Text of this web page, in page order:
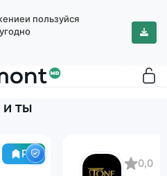
пользуйся
ты
Pro
0,0